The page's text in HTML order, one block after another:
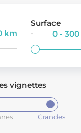
km
Surface
- 0 -
vignettes
Grandes